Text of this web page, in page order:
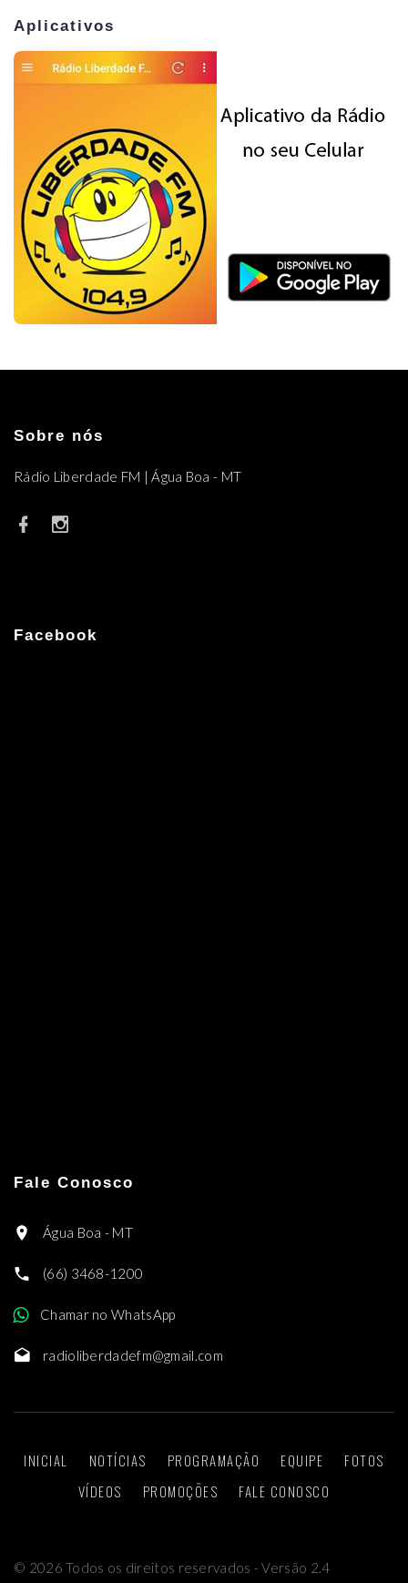
Aplicativos
Sobre nós
Rádio Liberdade FM | Água Boa - MT
Facebook
Fale Conosco
Água Boa - MT
(66) 3468-1200
Chamar no WhatsApp
radioliberdadefm@gmail.com
INICIAL NOTÍCIAS PROGRAMAÇÃO EQUIPE
FOTOS
VÍDEOS
PROMOÇÕES FALE CONOSCO
© 2026 Todos os direitos reservados - Versão 2.4